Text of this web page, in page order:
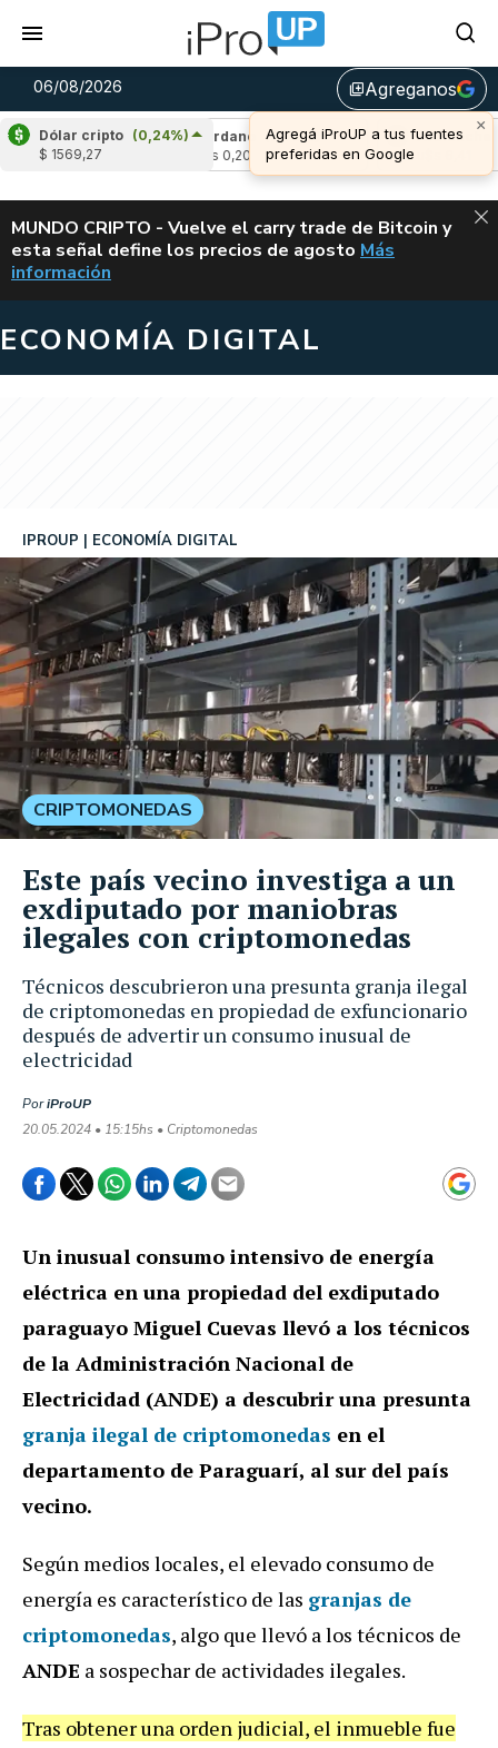
06/08/2026 library_addAgreganos
×
Agregá iProUP a tus fuentes
preferidas en Google
Dólar cripto (0,24%)
$ 1569,27
Cardano (2,72%)
u$s 0,20
Avalanche
u$s 6,41
ALERTA
MUNDO CRIPTO - Vuelve el carry trade de Bitcoin y
esta señal define los precios de agosto VUELVE EL
Más
información
ECONOMÍA DIGITAL
Técnicos descubrieron una presunta granja ilegal
de criptomonedas en propiedad de exfuncionario
después de advertir un consumo inusual de
electricidad
IPROUP ECONOMÍA DIGITAL
PoriProUP
20.05.2024 • 15:15hs • Criptomonedas
CRIPTOMONEDAS
Este país vecino investiga a un
exdiputado por maniobras
ilegales con criptomonedas
Un inusual consumo intensivo de energía
eléctrica en una propiedad del exdiputado
paraguayo Miguel Cuevas llevó a los técnicos
de la Administración Nacional de
Electricidad (ANDE) a descubrir una presunta
granja ilegal de criptomonedas en el
departamento de Paraguarí, al sur del país
vecino.
Según medios locales, el elevado consumo de
energía es característico de las granjas de
criptomonedas, algo que llevó a los técnicos de
ANDE a sospechar de actividades ilegales.
Tras obtener una orden judicial, el inmueble fue